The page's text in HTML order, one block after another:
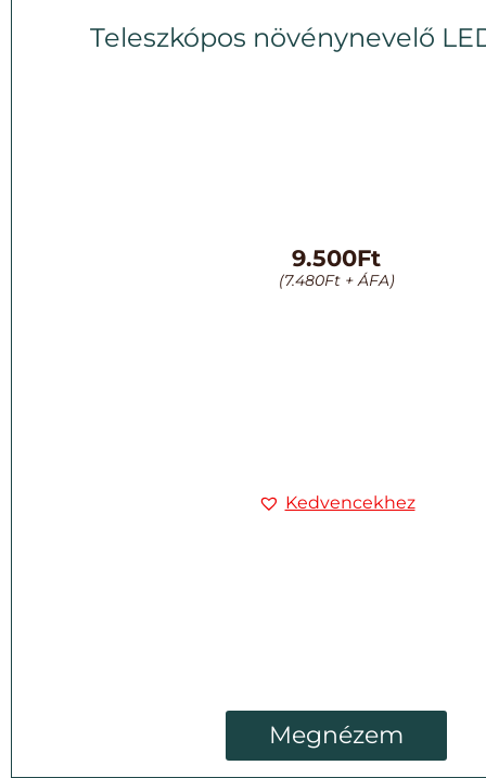
Teleszkópos növénynevelő
9.500Ft
(7.480Ft+ ÁFA)
Kedvencekhez
Megnézem